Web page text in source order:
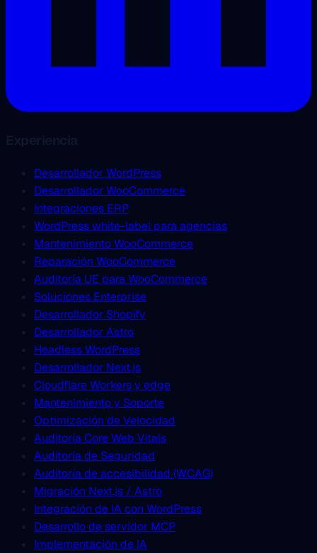
Desarrollador WordPress
Desarrollador WooCommerce
Integraciones ERP
WordPress white-label para agencias
Mantenimiento WooCommerce
Reparación WooCommerce
Auditoría UE para WooCommerce
Soluciones Enterprise
Desarrollador Shopify
Desarrollador Astro
Headless WordPress
Desarrollador Next.js
Cloudflare Workers y edge
Mantenimiento y Soporte
Optimización de Velocidad
Auditoría Core Web Vitals
Auditoría de Seguridad
Auditoría de accesibilidad (WCAG)
Migración Next.js / Astro
Integración de IA con WordPress
Desarrollo de servidor MCP
Implementación de IA